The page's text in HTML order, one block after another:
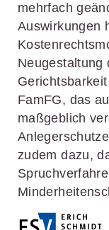
mehrfach
Auswirkungen
Neugestaltung
FamFG, das
maßgeblich
zudem dazu,